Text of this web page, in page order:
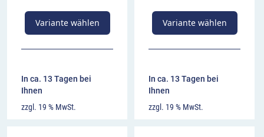
Variante wählen
In ca. 13 Tagen bei
Ihnen
zzgl. 19 % MwSt.
Variante wählen
In ca. 13 Tagen bei
Ihnen
zzgl. 19 % MwSt.